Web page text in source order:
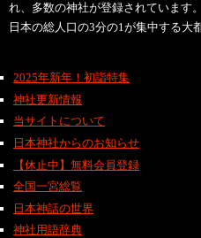
れ、多数の神社が登録されています。
日本の総人口の3分の1が集中する大
2025年新年！初詣特集
神社更新情報
当サイトについて
日本神社からのお知らせ
【休止中】無料会員登録
全国一宮総覧
日本神話の世界
神社用語辞典